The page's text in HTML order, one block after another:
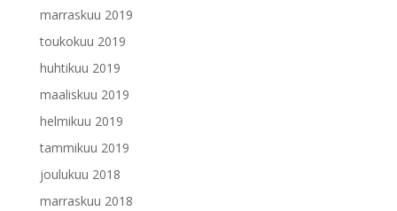
marraskuu 2019
toukokuu 2019
huhtikuu 2019
maaliskuu 2019
helmikuu 2019
tammikuu 2019
joulukuu 2018
marraskuu 2018